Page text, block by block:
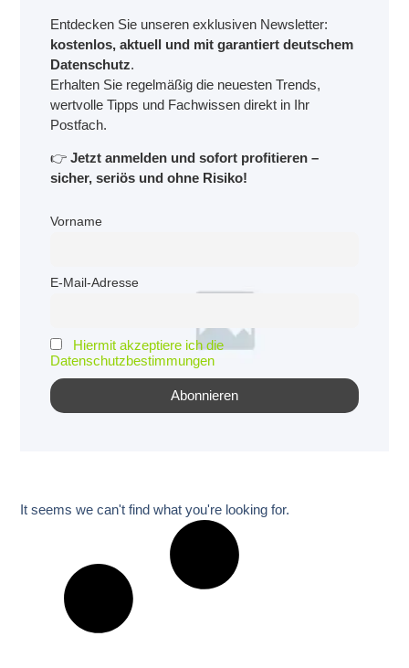
Entdecken Sie unseren exklusiven Newsletter:
kostenlos, aktuell und mit garantiert deutschem
Datenschutz.
Erhalten Sie regelmäßig die neuesten Trends,
wertvolle Tipps und Fachwissen direkt in Ihr
Postfach.
👉 Jetzt anmelden und sofort profitieren –
sicher, seriös und ohne Risiko!
Vorname
E-Mail-Adresse
Hiermit akzeptiere ich die
Datenschutzbestimmungen
It seems we can't find what you're looking for.